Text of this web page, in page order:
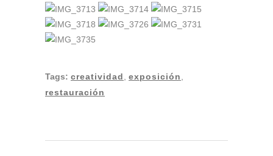
Tags: creatividad exposición
restauración